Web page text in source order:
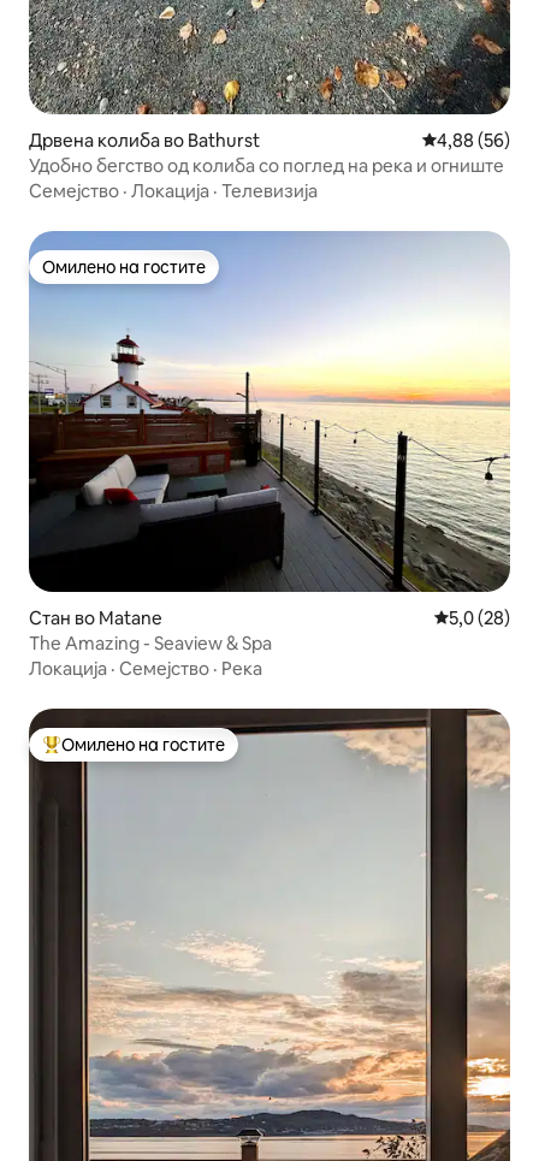
Дрвена колиба во Bathurst Просечна
4,88 (56)
Удобно бегство од колиба со поглед на река и огниште
Семејство · Локација · Телевизија
Омилено на гостите
Омилено на гостите
Стан во Matane Просечна
5,0 (28)
The Amazing - Seaview & Spa
Локација · Семејство · Река
Меѓу најуспешните „Омилени на гостите“
Омилено на гостите